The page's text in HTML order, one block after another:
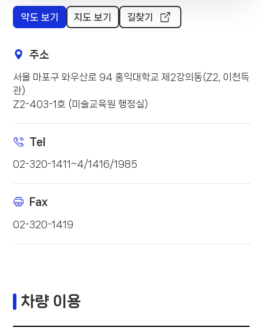
약도 보기 지도 보기 길찾기
주소
서울 마포구 와우산로 94 홍익대학교 제2강의동(Z2, 이천득
관)
Z2-403-1호 (미술교육원 행정실)
Tel
02-320-1411~4/1416/1985
Fax
02-320-1419
차량 이용